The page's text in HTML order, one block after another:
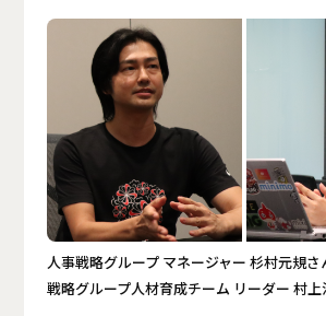
人事戦略グループ マネージャー 杉村元規
戦略グループ人材育成チーム リーダー 村上